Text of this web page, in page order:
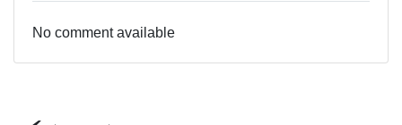
No comment available